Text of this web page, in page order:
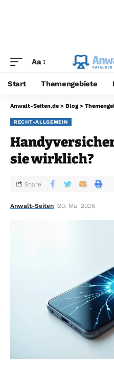
Aa
Start Themengebiete
Anwalt-Seiten.de > Blog >
RECHT-ALLGEMEIN
sie wirklich?
Anwalt-Seiten 20. Mai 2026
Share